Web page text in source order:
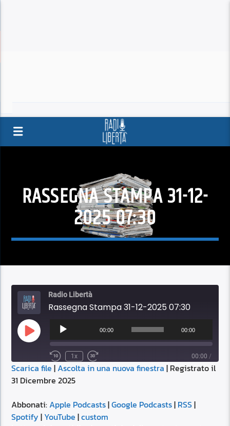
RASSEGNA STAMPA 31-12-
2025 07:30
Radio Libertà
Rassegna Stampa 31-12-2025 07:30
Play
Episode
Audio
Player
00:00 00:00
1x 00:00 /
SUBSCRIBE SHARE
Apple Podcasts
YouTube
SHARE
LINK
Scarica file |Ascolta in una nuova finestra | Registrato il
31 Dicembre 2025
Abbonati:Apple Podcasts|Google Podcasts| RSS|
Spotify | YouTube |custom